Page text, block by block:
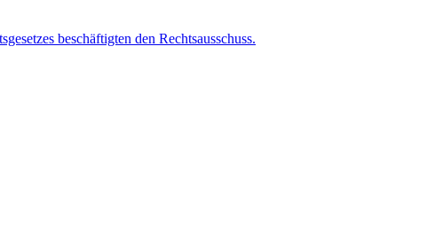
beschäftigten den Rechtsausschuss.